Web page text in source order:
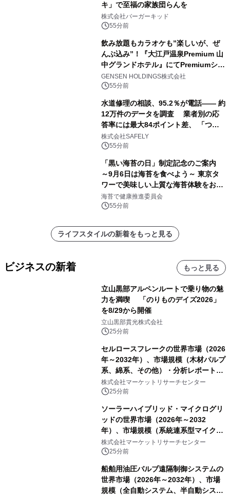
キ」で至福の家族団らんを
株式会社バーガーキッド
55分前
飲み放題もカラオケも”楽しいが、ぜ
んぶ込み”！『大江戸温泉Premium 山
中グランドホテル』にてPremiumシリ
ーズ初のオールインクルーシブ導入
GENSEN HOLDINGS株式会社
55分前
水道修理の相談、95.2％が電話―― 約
12万件のデータを調査 業者別の応
答率には最大84ポイント差、 「つな
がりやすさ」も選定基準に
株式会社SAFELY
55分前
「黒い海苔の日」制定記念のご案内
～9月6日は海苔を食べよう～ 東京タ
ワーで美味しい上質な海苔体験をお届
けします！
海苔で健康推進委員会
55分前
ライフスタイルの新着をもっと見る
ビジネスの新着 もっと見る
立山黒部アルペンルートで乗り物の魅
力を満喫 「のりものデイズ2026」
を8/29から開催
立山黒部貫光株式会社
25分前
セルロースフレークの世界市場（2026
年～2032年）、市場規模（木材パルプ
系、綿系、その他）・分析レポートを
発表
株式会社マーケットリサーチセンター
25分前
ソーラーハイブリッド・マイクログリ
ッドの世界市場（2026年～2032
年）、市場規模（系統連系型マイクロ
グリッド、独立型マイクログリッ
ド）・分析レポートを発表
株式会社マーケットリサーチセンター
25分前
船舶用油圧バルブ遠隔制御システムの
世界市場（2026年～2032年）、市場
規模（全自動システム、半自動システ